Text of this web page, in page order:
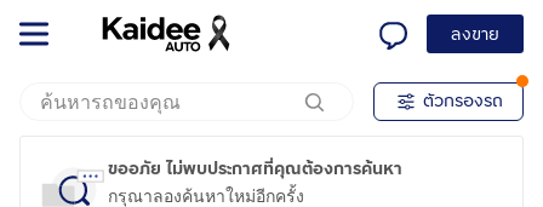
ลงขาย
ตัวกรองรถ
ขออภัย ไม่พบประกาศที่คุณต้องการค้นหา
กรุณาลองค้นหาใหม่อีกครั้ง